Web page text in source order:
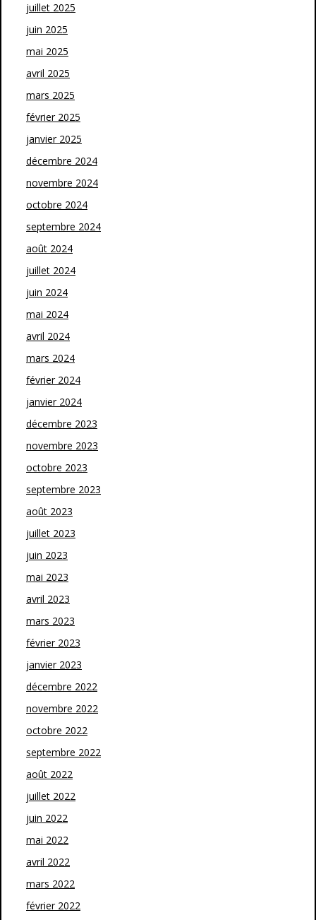
juillet 2025
juin 2025
mai 2025
avril 2025
mars 2025
février 2025
janvier 2025
décembre 2024
novembre 2024
octobre 2024
septembre 2024
août 2024
juillet 2024
juin 2024
mai 2024
avril 2024
mars 2024
février 2024
janvier 2024
décembre 2023
novembre 2023
octobre 2023
septembre 2023
août 2023
juillet 2023
juin 2023
mai 2023
avril 2023
mars 2023
février 2023
janvier 2023
décembre 2022
novembre 2022
octobre 2022
septembre 2022
août 2022
juillet 2022
juin 2022
mai 2022
avril 2022
mars 2022
février 2022